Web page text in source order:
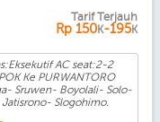
Tarif Terjauh
Rp 150K-195K
AC seat:2-2
Ke PURWANTORO
Sruwen- Boyolali- Solo-
Slogohimo.